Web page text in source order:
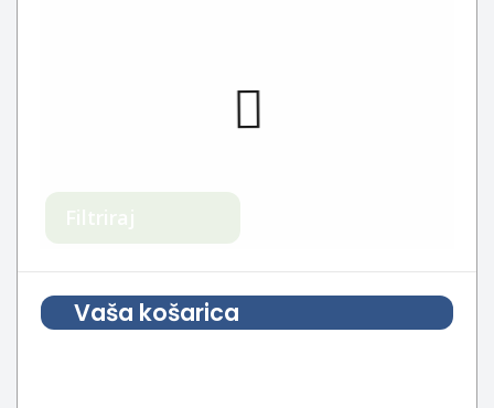
Vaša košarica